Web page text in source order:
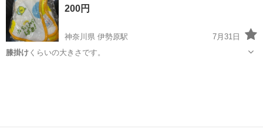
200円
神奈川県 伊勢原駅
7月31日
膝掛けくらいの大きさです。